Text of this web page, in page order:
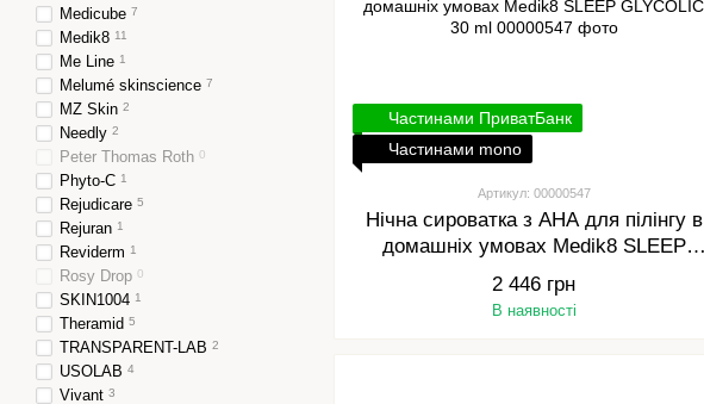
Частинами ПриватБанк
Частинами mono
Артикул: 00000547
Нічна сироватка з АНА для пілінгу в
домашніх умовах Medik8 SLEEP
GLYCOLIC 30 ml
2 446 грн
В наявності
Medicube 7
Medik8 11
Me Line 1
Melumé skinscience 7
MZ Skin 2
Needly 2
Peter Thomas Roth 0
Phyto-C 1
Rejudicare 5
Rejuran 1
Reviderm 1
Rosy Drop 0
SKIN1004 1
Theramid 5
TRANSPARENT-LAB 2
USOLAB 4
Vivant 3